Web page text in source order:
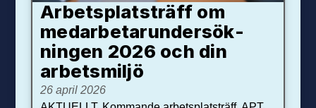
Arbetsplats­träff om
med­arbetar­under­sök­
ningen 2026 och din
arbets­miljö
26 april 2026